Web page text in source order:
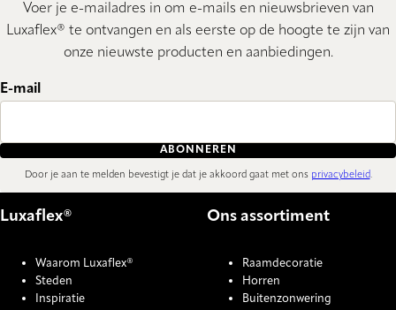
Voer je e-mailadres in om e-mails en nieuwsbrieven van
Luxaflex® te ontvangen en als eerste op de hoogte te zijn van
onze nieuwste producten en aanbiedingen.
E-mail
ABONNEREN
Door je aan te melden bevestigt je dat je akkoord gaat met ons privacybeleid.
Luxaflex®
Waarom Luxaflex®
Steden
Inspiratie
Ons assortiment
Raamdecoratie
Horren
Buitenzonwering